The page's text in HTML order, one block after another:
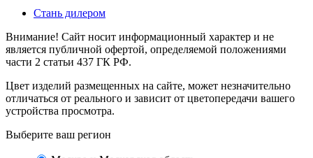
Стань дилером
Внимание! Сайт носит информационный характер и не
является публичной офертой, определяемой положениями
части 2 статьи 437 ГК РФ.
Цвет изделий размещенных на сайте, может незначительно
отличаться от реального и зависит от цветопередачи вашего
устройства просмотра.
Выберите ваш регион